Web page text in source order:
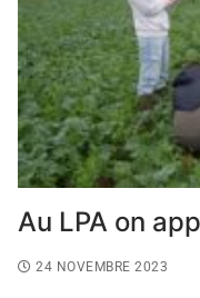
Au LPA on
24 NOVEMBRE 2023